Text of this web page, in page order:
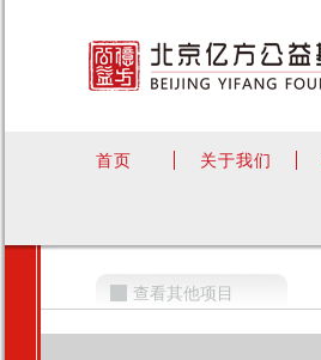
首页 关于我们
查看其他项目